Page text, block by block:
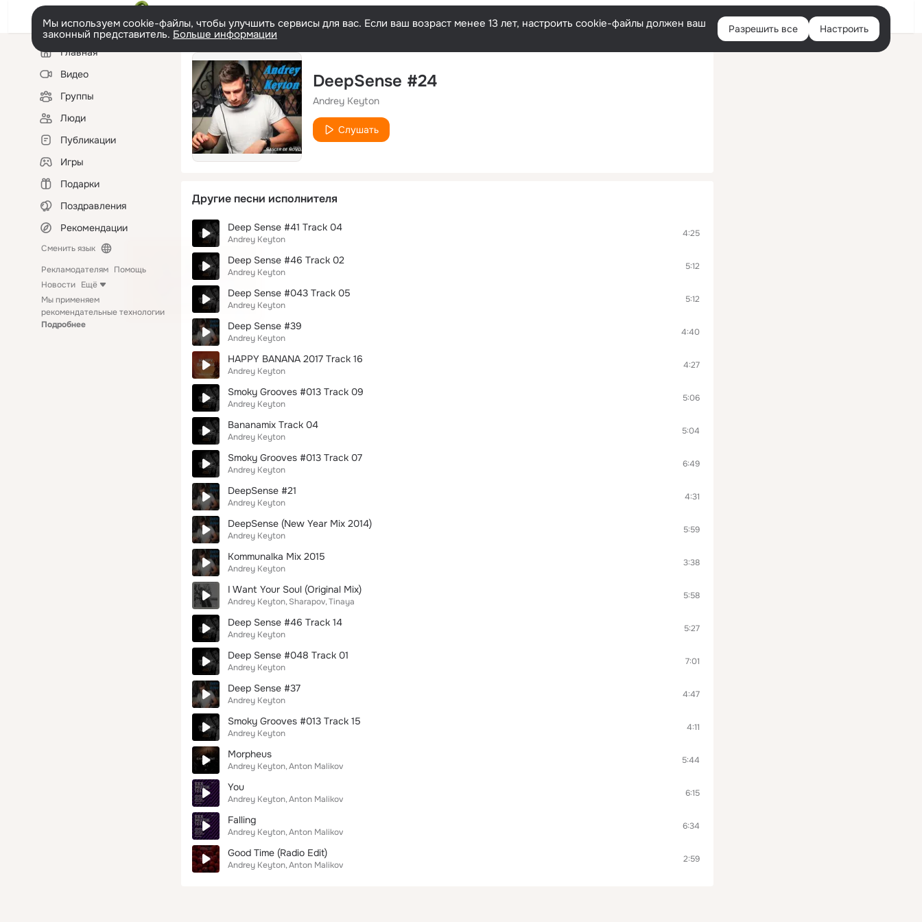
Войти
Мы используем cookie-файлы, чтобы улучшить сервисы для вас. Если ваш возраст менее 13 лет, настроить cookie-файлы должен ваш
законный представитель. Больше информации Разрешить все Настроить
Левая
колонкаГлавная
Видео
Группы
Люди
Публикации
Игры
Подарки
Поздравления
Рекомендации
Сменить язык
Рекламодателям Помощь
Новости Ещё
Мы применяем
рекомендательные технологии
Подробнее
DeepSense #24
Andrey Keyton
Слушать
Другие песни исполнителя
Deep Sense #41 Track 04
Andrey Keyton
4:25
Deep Sense #46 Track 02
Andrey Keyton
5:12
Deep Sense #043 Track 05
Andrey Keyton
5:12
Deep Sense #39
Andrey Keyton
4:40
HAPPY BANANA 2017 Track 16
Andrey Keyton
4:27
Smoky Grooves #013 Track 09
Andrey Keyton
5:06
Bananamix Track 04
Andrey Keyton
5:04
Smoky Grooves #013 Track 07
Andrey Keyton
6:49
DeepSense #21
Andrey Keyton
4:31
DeepSense (New Year Mix 2014)
Andrey Keyton
5:59
Kommunalka Mix 2015
Andrey Keyton
3:38
I Want Your Soul (Original Mix)
Andrey Keyton Sharapov Tinaya
5:58
Deep Sense #46 Track 14
Andrey Keyton
5:27
Deep Sense #048 Track 01
Andrey Keyton
7:01
Deep Sense #37
Andrey Keyton
4:47
Smoky Grooves #013 Track 15
Andrey Keyton
4:11
Morpheus
Andrey Keyton Anton Malikov
5:44
You
Andrey Keyton Anton Malikov
6:15
Falling
Andrey Keyton Anton Malikov
6:34
Good Time (Radio Edit)
Andrey Keyton Anton Malikov
2:59